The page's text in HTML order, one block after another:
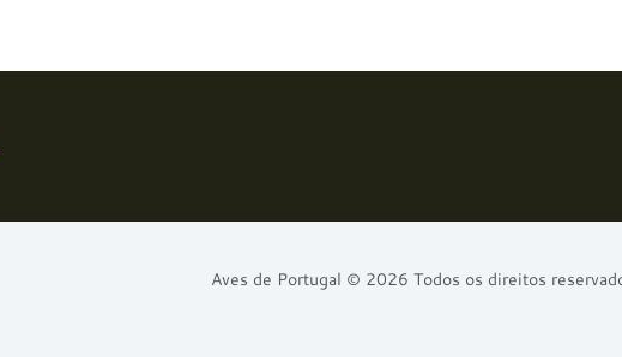
Aves de Portugal © 2026 Todos os direitos